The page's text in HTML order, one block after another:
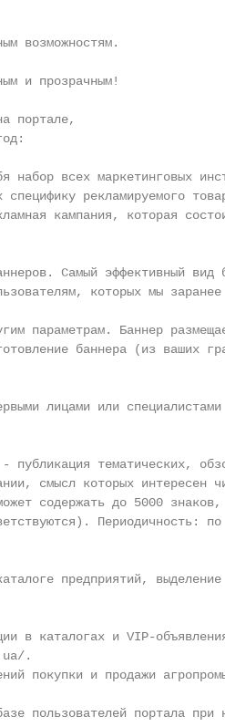
возможностям.
и прозрачным!
портале,
набор всех маркетинговых
рекламируемого
кампания, которая
Самый эффективный вид
которых мы
Баннер
баннера (из ваших
лицами или специалистами
тематических,
смысл которых интересен
содержать до 5000 знаков,
Периодичность: по
предприятий, выделение
в каталогах и VIP-
.
и продажи
портала при